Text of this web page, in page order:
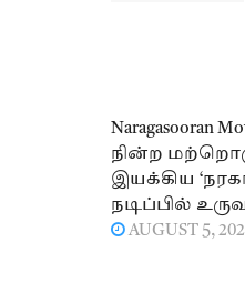
நின்ற
இயக்கிய
நடிப்பில்
AUGUST 5,